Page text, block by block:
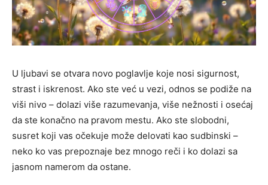
U ljubavi se otvara novo poglavlje koje nosi sigurnost,
strast i iskrenost. Ako ste već u vezi, odnos se podiže na
viši nivo – dolazi više razumevanja, više nežnosti i osećaj
da ste konačno na pravom mestu. Ako ste slobodni,
susret koji vas očekuje može delovati kao sudbinski –
neko ko vas prepoznaje bez mnogo reči i ko dolazi sa
jasnom namerom da ostane.